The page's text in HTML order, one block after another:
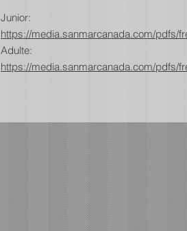
Junior:
https://media.sanmarcanada.com/pdfs/
Adulte:
https://media.sanmarcanada.com/pdfs/